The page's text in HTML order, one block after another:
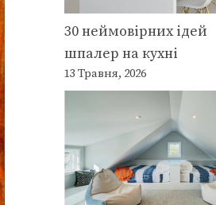
30 неймовірних ідей
шпалер на кухні
13 Травня, 2026